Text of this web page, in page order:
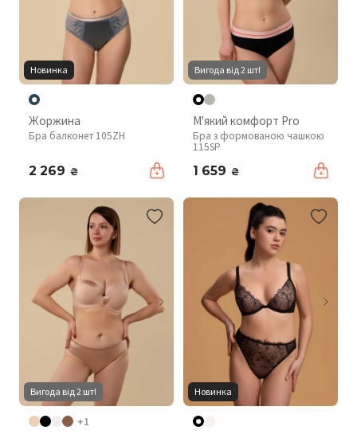
Новинка
Жоржина
Бра балконет 105ZH
2 269 ₴
Вигода від 2 шт!
М'який комфорт Pro
Бра з формованою чашкою
115SP
1 659 ₴
Вигода від 2 шт!
+1
Новинка